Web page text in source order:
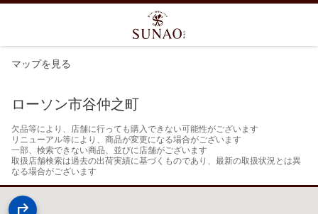
マップを見る
ローソン市谷仲之町
欠品等により、店舗に行っても購入できない可能性がございます
リニューアル等により、商品が変更になる場合がございます
一部、検索できない商品、並びに店舗がございます
取扱店舗検索は過去の出荷実績に基づくものであり、最新の取扱状況とは異
なる場合がございます